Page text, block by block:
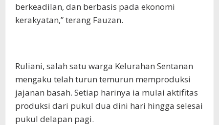
berkeadilan, dan berbasis pada ekonomi
kerakyatan,” terang Fauzan.
Ruliani, salah satu warga Kelurahan Sentanan
mengaku telah turun temurun memproduksi
jajanan basah. Setiap harinya ia mulai aktifitas
produksi dari pukul dua dini hari hingga selesai
pukul delapan pagi.